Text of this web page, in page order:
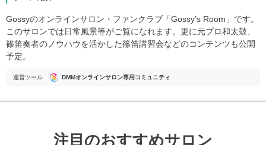
Gossyのオンラインサロン・ファンクラブ「Gossy’s Room」です。
このサロンでは日常風景等がご覧になれます。更に元プロ和太鼓、
篠笛奏者のノウハウを活かした篠笛講習会などのコンテンツも公開
予定。
運営ツール DMMオンラインサロン専用コミュニティ
注目のおすすめサロン